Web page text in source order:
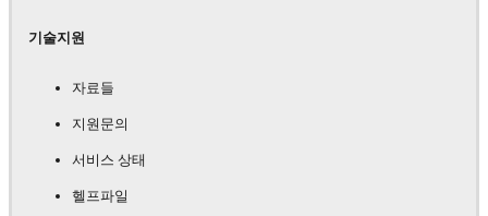
기술지원
자료들
지원문의
서비스 상태
헬프파일